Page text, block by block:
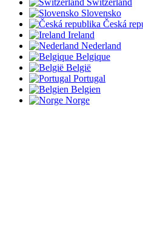
Slovensko
Česká
Ireland
Nederland
Belgique
België
Portugal
Belgien
Norge